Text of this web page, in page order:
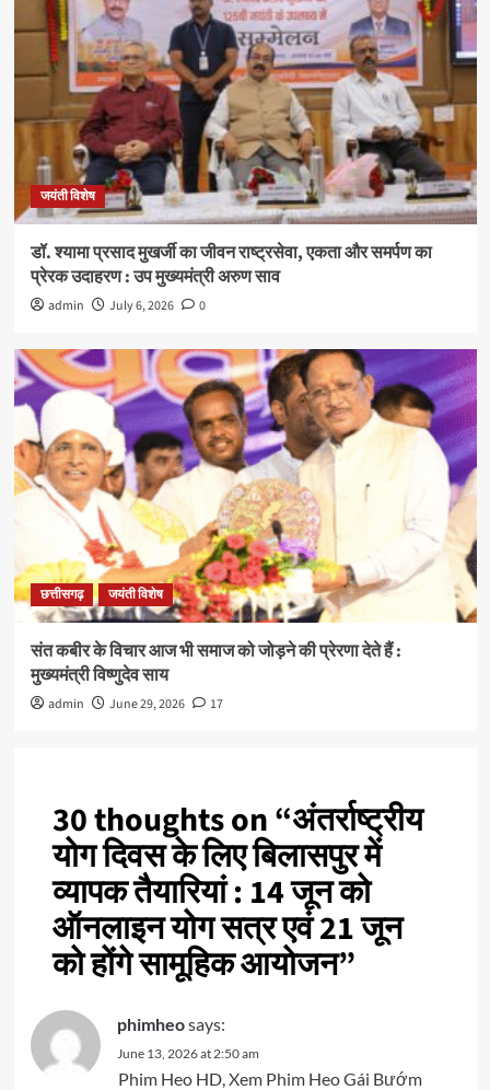
जयंती विशेष
डॉ. श्यामा प्रसाद मुखर्जी का जीवन राष्ट्रसेवा, एकता और समर्पण का
प्रेरक उदाहरण : उप मुख्यमंत्री अरुण साव
admin July 6, 2026 0
छत्तीसगढ़ जयंती विशेष
संत कबीर के विचार आज भी समाज को जोड़ने की प्रेरणा देते हैं :
मुख्यमंत्री विष्णुदेव साय
admin June 29, 2026 17
30 thoughts on “अंतर्राष्ट्रीय
योग दिवस के लिए बिलासपुर में
व्यापक तैयारियां : 14 जून को
ऑनलाइन योग सत्र एवं 21 जून
को होंगे सामूहिक आयोजन”
phimheosays:
June 13, 2026 at 2:50 am
Phim Heo HD, Xem Phim Heo Gái Bướm